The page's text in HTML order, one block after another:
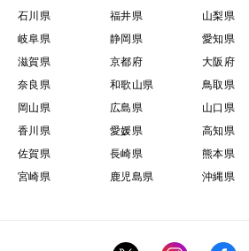
石川県
福井県 山梨県
岐阜県
静岡県 愛知県
滋賀県
京都府 大阪府
奈良県
和歌山県 鳥取県
岡山県
広島県 山口県
香川県
愛媛県 高知県
佐賀県
長崎県 熊本県
宮崎県
鹿児島県 沖縄県